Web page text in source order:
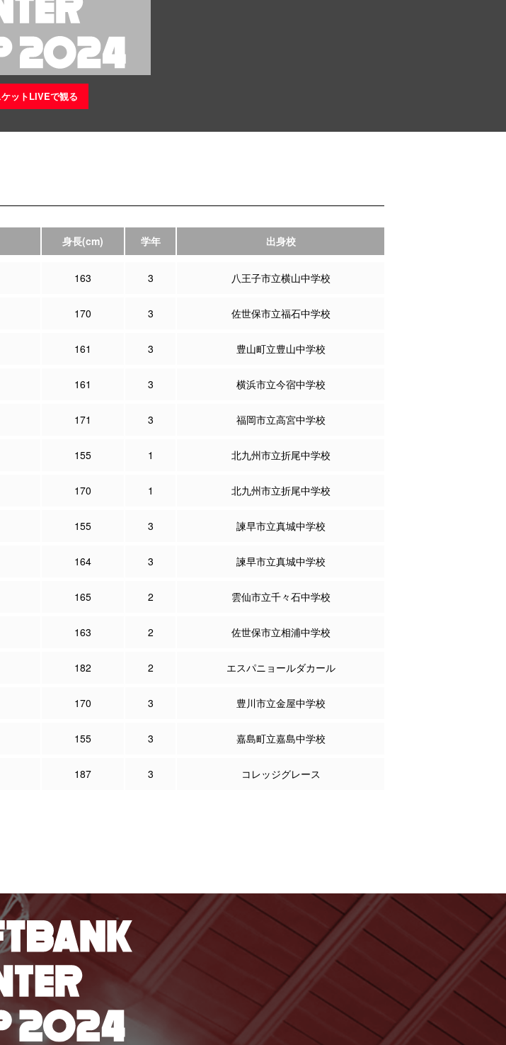
ットLIVEで観る
身長(cm) 学年 出身校
163 3 八王子市立横山中学校
170 3 佐世保市立福石中学校
161 3 豊山町立豊山中学校
161 3 横浜市立今宿中学校
171 3 福岡市立高宮中学校
155 1 北九州市立折尾中学校
170 1 北九州市立折尾中学校
155 3 諫早市立真城中学校
164 3 諫早市立真城中学校
165 2 雲仙市立千々石中学校
163 2 佐世保市立相浦中学校
182 2 エスパニョールダカール
170 3 豊川市立金屋中学校
155 3 嘉島町立嘉島中学校
187 3
コレッジグレース